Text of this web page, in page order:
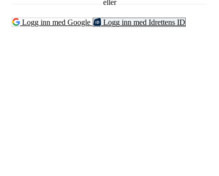
eller
Logg inn med Google Logg inn med Idrettens ID